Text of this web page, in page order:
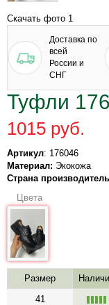
Скачать фото 1
Доставка по
всей
России и
СНГ
Туфли
1015 руб.
Артикул: 176046
Материал: Экокожа
Страна
Цвета
Размер
41